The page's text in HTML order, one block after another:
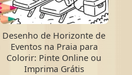
Desenho de Horizonte de
Eventos na Praia para
Colorir: Pinte Online ou
Imprima Grátis